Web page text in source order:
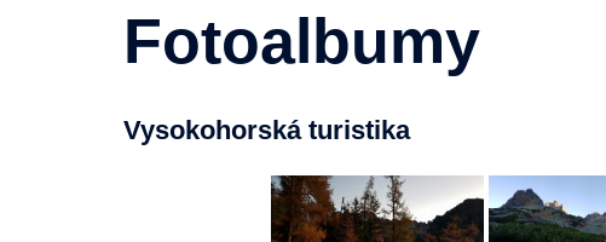
Fotoalbumy
Vysokohorská turistika